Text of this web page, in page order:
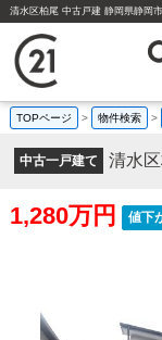
TOPページ > 物件検索 >
中古一戸建て 清水
1,280万円 値下